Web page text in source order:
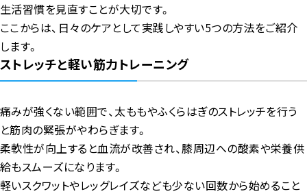
生活習慣を見直すことが大切です。
ここからは、日々のケアとして実践しやすい5つの方法をご紹介
します。
ストレッチと軽い筋力トレーニング
痛みが強くない範囲で、太ももやふくらはぎのストレッチを行う
と筋肉の緊張がやわらぎます。
柔軟性が向上すると血流が改善され、膝周辺への酸素や栄養供
給もスムーズになります。
軽いスクワットやレッグレイズなども少ない回数から始めること